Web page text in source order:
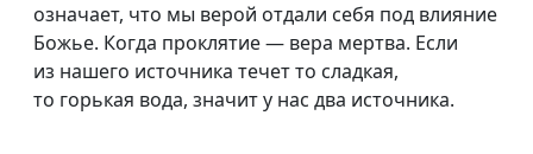
означает, что мы верой отдали себя под влияние
Божье. Когда проклятие — вера мертва. Если
из нашего источника течет то сладкая,
то горькая вода, значит у нас два источника.